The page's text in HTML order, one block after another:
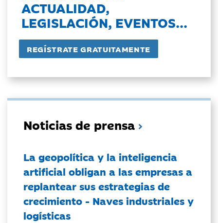
ACTUALIDAD,
LEGISLACIÓN, EVENTOS...
Noticias de prensa
La geopolítica y la inteligencia
artificial obligan a las empresas a
replantear sus estrategias de
crecimiento - Naves industriales y
logísticas